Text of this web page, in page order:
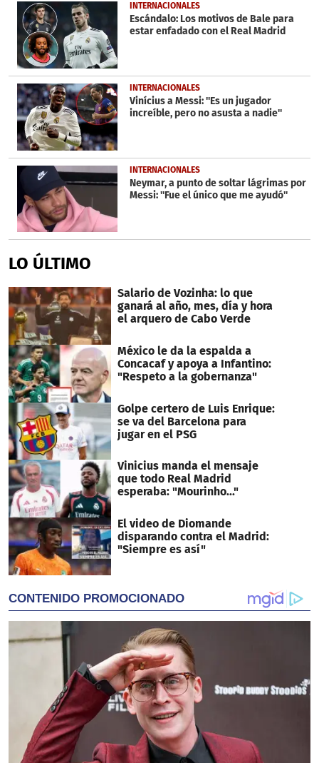
INTERNACIONALES
Escándalo: Los motivos de Bale para
estar enfadado con el Real Madrid
INTERNACIONALES
Vinícius a Messi: ''Es un jugador
increíble, pero no asusta a nadie''
INTERNACIONALES
Neymar, a punto de soltar lágrimas por
Messi: ''Fue el único que me ayudó''
LO ÚLTIMO
Salario de Vozinha: lo que
ganará al año, mes, día y hora
el arquero de Cabo Verde
México le da la espalda a
Concacaf y apoya a Infantino:
"Respeto a la gobernanza"
Golpe certero de Luis Enrique:
se va del Barcelona para
jugar en el PSG
Vinicius manda el mensaje
que todo Real Madrid
esperaba: "Mourinho..."
El video de Diomande
disparando contra el Madrid:
"Siempre es así"